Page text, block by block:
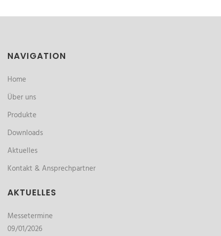
NAVIGATION
Home
Über uns
Produkte
Downloads
Aktuelles
Kontakt & Ansprechpartner
AKTUELLES
Messetermine
09/01/2026